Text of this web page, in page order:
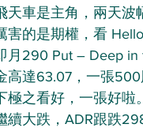
天車是主角，兩天波
害的是期權，看 Hello
月290 Put – Deep in
高達63.07，一張500
極之看好，一張好啦。
續大跌，ADR跟跌